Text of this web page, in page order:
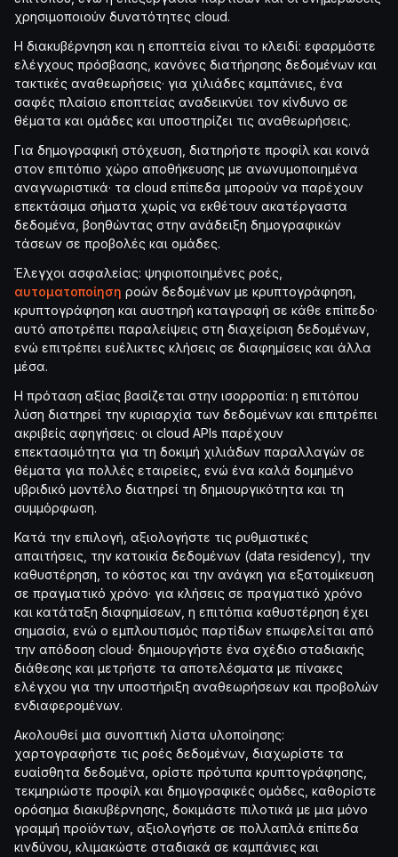
χρησιμοποιούν δυνατότητες cloud.
Η διακυβέρνηση και η εποπτεία είναι το κλειδί: εφαρμόστε
ελέγχους πρόσβασης, κανόνες διατήρησης δεδομένων και
τακτικές αναθεωρήσεις· για χιλιάδες καμπάνιες, ένα
σαφές πλαίσιο εποπτείας αναδεικνύει τον κίνδυνο σε
θέματα και ομάδες και υποστηρίζει τις αναθεωρήσεις.
Για δημογραφική στόχευση, διατηρήστε προφίλ και κοινά
στον επιτόπιο χώρο αποθήκευσης με ανωνυμοποιημένα
αναγνωριστικά· τα cloud επίπεδα μπορούν να παρέχουν
επεκτάσιμα σήματα χωρίς να εκθέτουν ακατέργαστα
δεδομένα, βοηθώντας στην ανάδειξη δημογραφικών
τάσεων σε προβολές και ομάδες.
Έλεγχοι ασφαλείας: ψηφιοποιημένες ροές,
αυτοματοποίηση ροών δεδομένων με κρυπτογράφηση,
κρυπτογράφηση και αυστηρή καταγραφή σε κάθε επίπεδο·
αυτό αποτρέπει παραλείψεις στη διαχείριση δεδομένων,
ενώ επιτρέπει ευέλικτες κλήσεις σε διαφημίσεις και άλλα
μέσα.
Η πρόταση αξίας βασίζεται στην ισορροπία: η επιτόπου
λύση διατηρεί την κυριαρχία των δεδομένων και επιτρέπει
ακριβείς αφηγήσεις· οι cloud APIs παρέχουν
επεκτασιμότητα για τη δοκιμή χιλιάδων παραλλαγών σε
θέματα για πολλές εταιρείες, ενώ ένα καλά δομημένο
υβριδικό μοντέλο διατηρεί τη δημιουργικότητα και τη
συμμόρφωση.
Κατά την επιλογή, αξιολογήστε τις ρυθμιστικές
απαιτήσεις, την κατοικία δεδομένων (data residency), την
καθυστέρηση, το κόστος και την ανάγκη για εξατομίκευση
σε πραγματικό χρόνο· για κλήσεις σε πραγματικό χρόνο
και κατάταξη διαφημίσεων, η επιτόπια καθυστέρηση έχει
σημασία, ενώ ο εμπλουτισμός παρτίδων επωφελείται από
την απόδοση cloud· δημιουργήστε ένα σχέδιο σταδιακής
διάθεσης και μετρήστε τα αποτελέσματα με πίνακες
ελέγχου για την υποστήριξη αναθεωρήσεων και προβολών
ενδιαφερομένων.
Ακολουθεί μια συνοπτική λίστα υλοποίησης:
χαρτογραφήστε τις ροές δεδομένων, διαχωρίστε τα
ευαίσθητα δεδομένα, ορίστε πρότυπα κρυπτογράφησης,
τεκμηριώστε προφίλ και δημογραφικές ομάδες, καθορίστε
ορόσημα διακυβέρνησης, δοκιμάστε πιλοτικά με μια μόνο
γραμμή προϊόντων, αξιολογήστε σε πολλαπλά επίπεδα
κινδύνου, κλιμακώστε σταδιακά σε καμπάνιες και